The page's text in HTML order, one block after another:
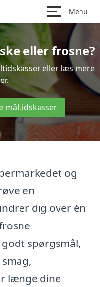
Menu
eller frosne?
eller læs mere
måltidskasser
og
en
dig over én
spørgsmål,
længe dine